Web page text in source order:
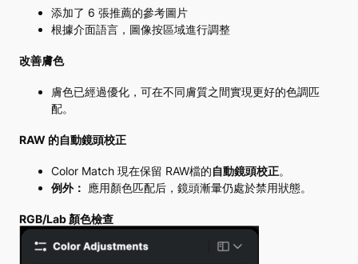
添加了 6 張推薦的參考圖片
根據介面語言，圖像按區域進行調整
改善膚色
膚色已經過優化，可在不同膚質之間實現更好的色調匹
配。
RAW 的自動鏡頭校正
Color Match 現在保留 RAW檔的自動鏡頭校正。
例外：
應用顏色匹配后，鏡頭漸暈仍處於禁用狀態。
RGB/Lab 顏色檢查